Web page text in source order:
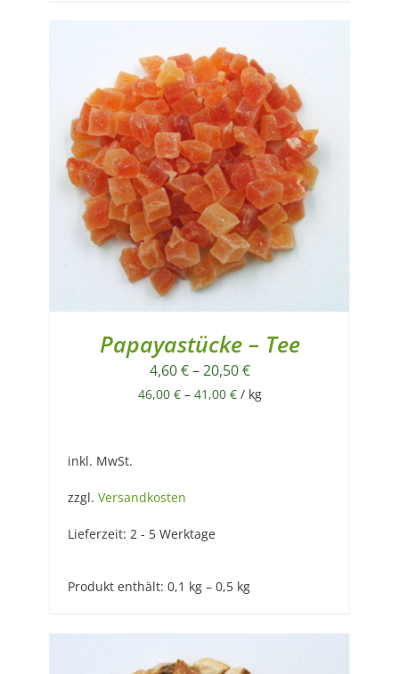
Papayastücke – Tee
4,60€–20,50€
46,00 €– 41,00 €/ kg
inkl. MwSt.
zzgl. Versandkosten
Lieferzeit: 2 - 5 Werktage
Produkt enthält: 0,1 kg – 0,5 kg